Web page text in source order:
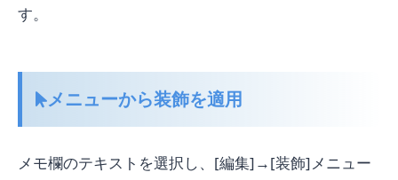
す。
メニューから装飾を適用
メモ欄のテキストを選択し、[編集]→[装飾]メニュー